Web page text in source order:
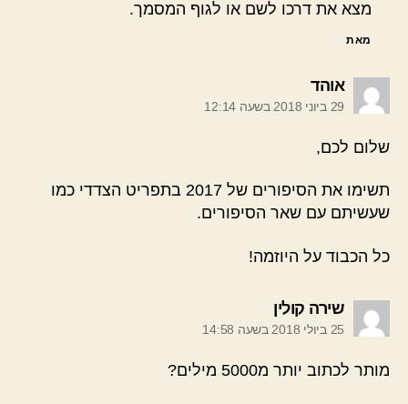
מצא את דרכו לשם או לגוף המסמך.
מאת
אוהדאומר:
29 ביוני 2018 בשעה 12:14
שלום לכם,
תשימו את הסיפורים של 2017 בתפריט הצדדי כמו
שעשיתם עם שאר הסיפורים.
כל הכבוד על היוזמה!
שירה קולין
25 ביולי 2018 בשעה 14:58
מותר לכתוב יותר מ5000 מילים?